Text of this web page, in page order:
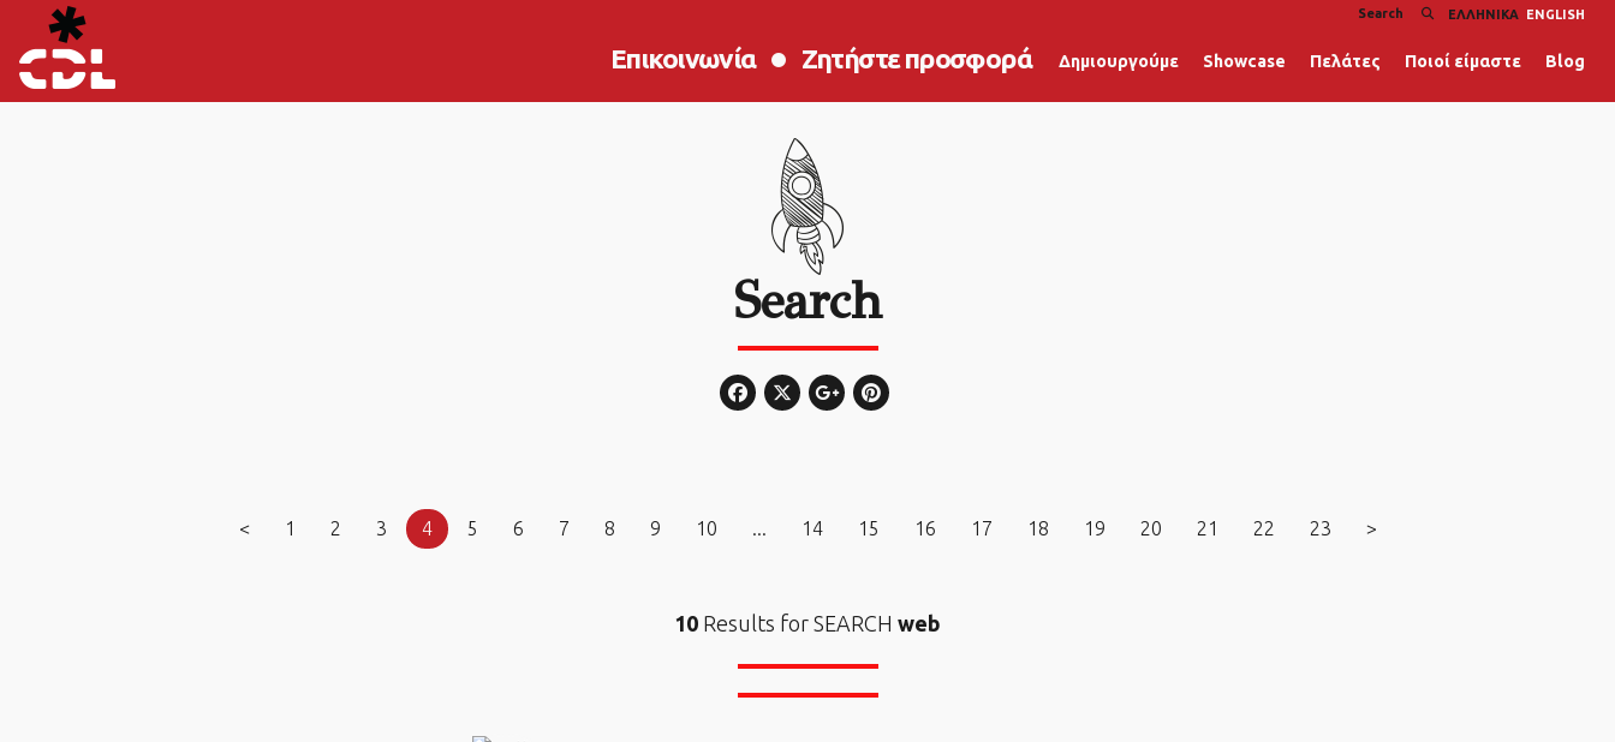
ΕΛΛΗΝΙΚΆ ENGLISH
Επικοινωνία Ζητήστε προσφορά Δημιουργούμε Showcase Πελάτες Ποιοί είμαστε Blog
Search
< 1 2 3 4 5 6 7 8 9 10 ... 14 15 16 17 18 19 20 21 22 23 >
10 Results for SEARCH web